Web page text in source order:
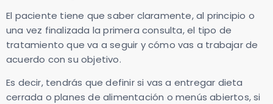
El paciente tiene que saber claramente, al principio o
una vez finalizada la primera consulta, el tipo de
tratamiento que va a seguir y cómo vas a trabajar de
acuerdo con su objetivo.
Es decir, tendrás que definir si vas a entregar dieta
cerrada o planes de alimentación o menús abiertos, si